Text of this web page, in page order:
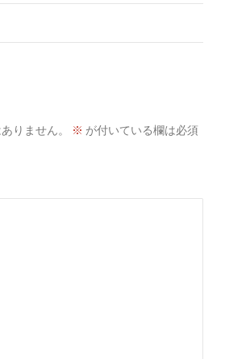
りません。 ※ が付いている欄は必須